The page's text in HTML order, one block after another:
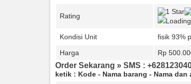
Rating
Kondisi Unit
fisik 93%
Harga
Rp
Order Sekarang » SMS :
ketik : Kode - Nama barang - Nama dan